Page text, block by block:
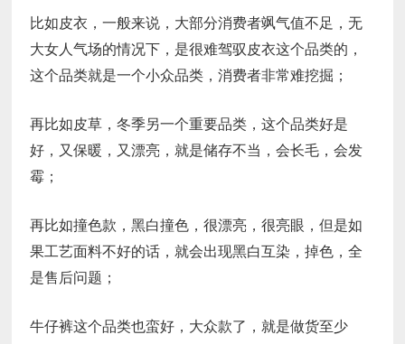
比如皮衣，一般来说，大部分消费者飒气值不足，无
大女人气场的情况下，是很难驾驭皮衣这个品类的，
这个品类就是一个小众品类，消费者非常难挖掘；
再比如皮草，冬季另一个重要品类，这个品类好是
好，又保暖，又漂亮，就是储存不当，会长毛，会发
霉；
再比如撞色款，黑白撞色，很漂亮，很亮眼，但是如
果工艺面料不好的话，就会出现黑白互染，掉色，全
是售后问题；
牛仔裤这个品类也蛮好，大众款了，就是做货至少